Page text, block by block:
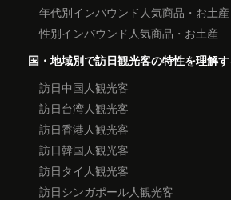
年代別インバウンド人気商品・お土産
性別インバウンド人気商品・お土産
国・地域別で訪日観光客の特性を理解
訪日中国人観光客
訪日台湾人観光客
訪日香港人観光客
訪日韓国人観光客
訪日タイ人観光客
訪日シンガポール人観光客